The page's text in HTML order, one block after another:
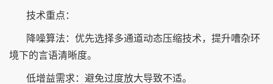
技术重点：
降噪算法：优先选择多通道动态压缩技术，提升嘈杂环
境下的言语清晰度。
低增益需求：避免过度放大导致不适。